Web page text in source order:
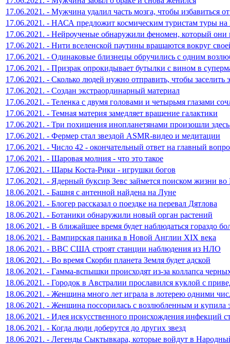
17.06.2021. - Мужчина удалил часть мозга, чтобы избавиться от
17.06.2021. - НАСА предложит космическим туристам туры
17.06.2021. - Нейроученые обнаружили феномен, который они
17.06.2021. - Нити вселенской паутины вращаются вокруг
17.06.2021. - Одинаковые близнецы обручились с одним
17.06.2021. - Призрак опрокидывает бутылки с вином в
17.06.2021. - Сколько людей нужно отправить, чтобы заселить
17.06.2021. - Создан экстраординарный материал
17.06.2021. - Теленка с двумя головами и четырьмя глазами
17.06.2021. - Темная материя замедляет вращение галактики
17.06.2021. - Три похищения инопланетянами произошли
17.06.2021. - Фермер стал звездой ASMR-видео и медитации
17.06.2021. - Число 42 - окончательный ответ на главный
17.06.2021. - Шаровая молния - что это такое
17.06.2021. - Шары Коста-Рики - игрушки богов
17.06.2021. - Ядерный буксир Зевс займется поиском жизни
18.06.2021. - Башня с антенной найдена на Луне
18.06.2021. - Блогер рассказал о поездке на перевал Дятлова
18.06.2021. - Ботаники обнаружили новый орган растений
18.06.2021. - В ближайшее время будет наблюдаться гораздо
18.06.2021. - Вампирская паника в Новой Англии XIX века
18.06.2021. - ВВС США строят станции наблюдения из НЛО
18.06.2021. - Во время Скорби планета Земля будет адской
18.06.2021. - Гамма-вспышки происходят из-за коллапса
18.06.2021. - Городок в Австралии прославился куклой с
18.06.2021. - Женщина много лет играла в лотерею одними
18.06.2021. - Женщина поссорилась с возлюбленным и купила
18.06.2021. - Идея искусственного происхождения инфекций
18.06.2021. - Когда люди доберутся до других звезд
18.06.2021. - Легенды Сыктывкара, которые войдут в